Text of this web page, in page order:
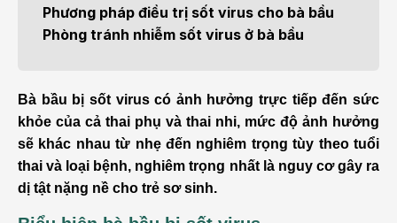
Phương pháp điều trị sốt virus cho bà bầu
Phòng tránh nhiễm sốt virus ở bà bầu
Bà bầu bị sốt virus có ảnh hưởng trực tiếp đến sức
khỏe của cả thai phụ và thai nhi, mức độ ảnh hưởng
sẽ khác nhau từ nhẹ đến nghiêm trọng tùy theo tuổi
thai và loại bệnh, nghiêm trọng nhất là nguy cơ gây ra
dị tật nặng nề cho trẻ sơ sinh.